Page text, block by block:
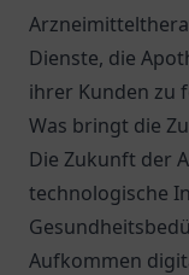
Dienste, die
ihrer Kunden zu
Was bringt die
Die Zukunft der
technologische
Aufkommen